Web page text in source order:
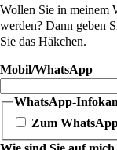
Wollen Sie in meinem
werden? Dann geben
Sie das Häkchen.
Mobil/WhatsApp
WhatsApp-
Zum